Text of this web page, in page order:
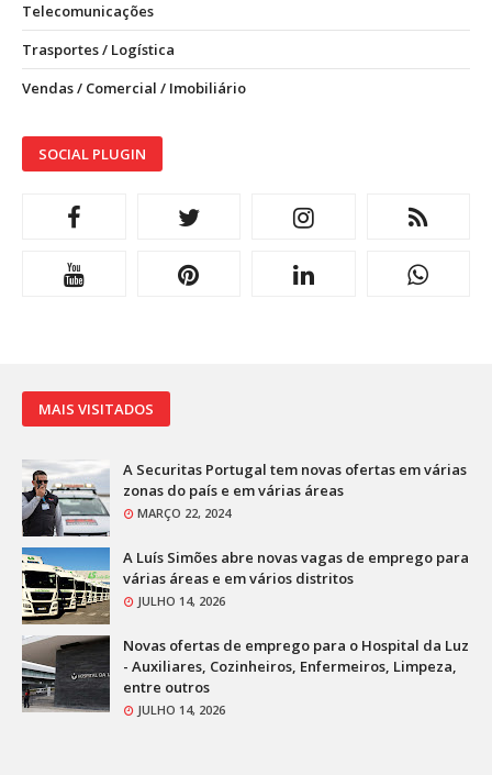
Telecomunicações
Trasportes / Logística
Vendas / Comercial / Imobiliário
SOCIAL PLUGIN
MAIS VISITADOS
A Securitas Portugal tem novas ofertas em várias
zonas do país e em várias áreas
MARÇO 22, 2024
A Luís Simões abre novas vagas de emprego para
várias áreas e em vários distritos
JULHO 14, 2026
Novas ofertas de emprego para o Hospital da Luz
- Auxiliares, Cozinheiros, Enfermeiros, Limpeza,
entre outros
JULHO 14, 2026